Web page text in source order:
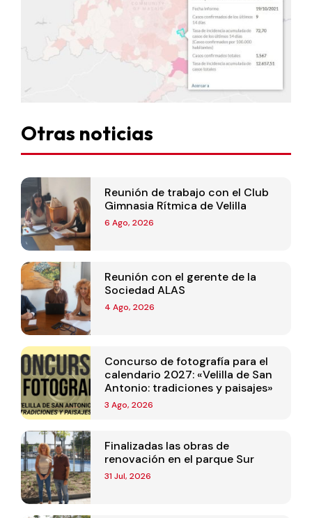
Otras noticias
Reunión de trabajo con el Club
Gimnasia Rítmica de Velilla
6 Ago, 2026
Reunión con el gerente de la
Sociedad ALAS
4 Ago, 2026
Concurso de fotografía para el
calendario 2027: «Velilla de San
Antonio: tradiciones y paisajes»
3 Ago, 2026
Finalizadas las obras de
renovación en el parque Sur
31 Jul, 2026